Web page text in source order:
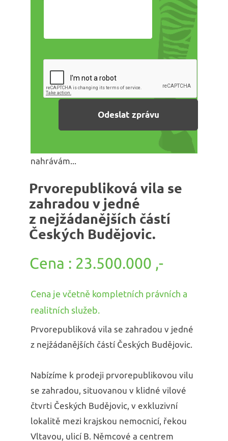
nahrávám...
Prvorepubliková vila se
zahradou v jedné
z nejžádanějších částí
Českých Budějovic.
23.500.000 ,-
Cena je včetně kompletních právních a
realitních služeb.
Prvorepubliková vila se zahradou v jedné
z nejžádanějších částí Českých Budějovic.
Nabízíme k prodeji prvorepublikovou vilu
se zahradou, situovanou v klidné vilové
čtvrti Českých Budějovic, v exkluzivní
lokalitě mezi krajskou nemocnicí, řekou
Vltavou, ulicí B. Němcové a centrem